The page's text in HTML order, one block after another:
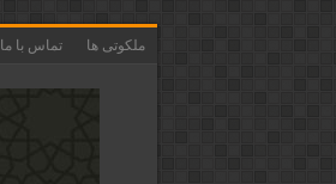
ملکوتی ها تماس با ما